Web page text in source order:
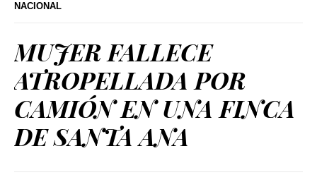
NACIONAL
MUJER FALLECE
ATROPELLADA POR
CAMIÓN EN UNA FINCA
DE SANTA ANA